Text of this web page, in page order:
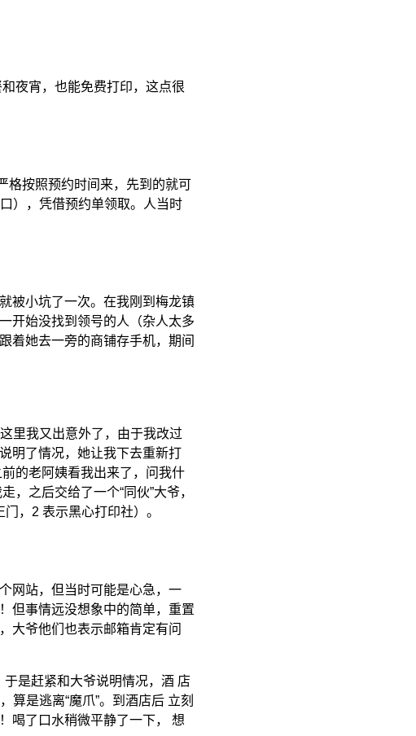
夜宵，也能免费打印，这点很
格按照预约时间来，先到的就可
），凭借预约单领取。人当时
被小坑了一次。在我刚到梅龙镇
开始没找到领号的人（杂人太多
着她去一旁的商铺存手机，期间
里我又出意外了，由于我改过
明了情况，她让我下去重新打
的老阿姨看我出来了，问我什
之后交给了一个“同伙”大爷，
，2 表示黑心打印社）。
网站，但当时可能是心急，一
但事情远没想象中的简单，重置
大爷他们也表示邮箱肯定有问
是赶紧和大爷说明情况，酒 店
是逃离“魔爪”。到酒店后 立刻
喝了口水稍微平静了一下， 想